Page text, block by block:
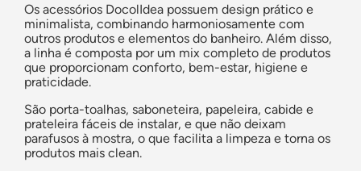
Os acessórios DocolIdea possuem design prático e
minimalista, combinando harmoniosamente com
outros produtos e elementos do banheiro. Além disso,
a linha é composta por um mix completo de produtos
que proporcionam conforto, bem-estar, higiene e
praticidade.
São porta-toalhas, saboneteira, papeleira, cabide e
prateleira fáceis de instalar, e que não deixam
parafusos à mostra, o que facilita a limpeza e torna os
produtos mais clean.